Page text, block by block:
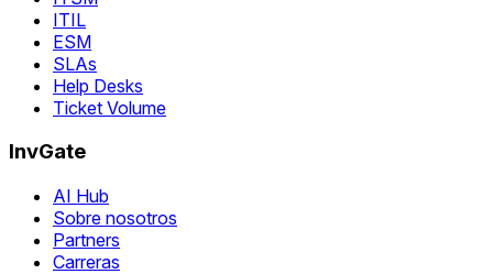
ITIL
ESM
SLAs
Help Desks
Ticket Volume
InvGate
AI Hub
Sobre nosotros
Partners
Carreras